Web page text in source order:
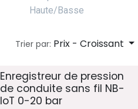
Haute/Basse
Trier par: Prix - Croissant
Enregistreur de pression
de conduite sans fil NB-
IoT 0-20 bar